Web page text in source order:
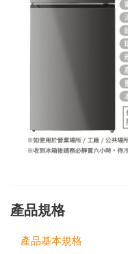
產品規格
產品基本規格